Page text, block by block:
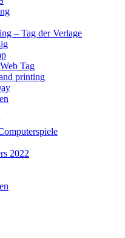
– Tag der Verlage
Tag
printing
2022